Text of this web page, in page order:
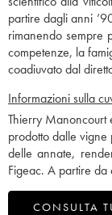
partire dagli anni
rimanendo sempre
competenze, la
coadiuvato dal
Informazioni sulla
Thierry Manoncourt
prodotto dalle
delle annate,
Figeac. A partire
CONSULTA